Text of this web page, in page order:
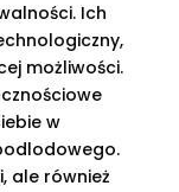
Ich
możliwości.
w
ale również